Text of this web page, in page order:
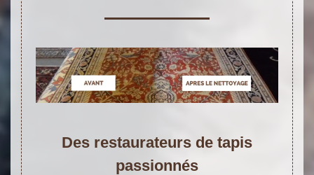
Des restaurateurs de tapis
passionnés